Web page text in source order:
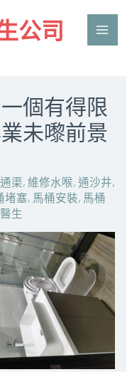
公司
Main
個有得限
未嚟前景
渠, 維修水喉, 通沙井,
堵塞, 馬桶安裝, 馬桶
生